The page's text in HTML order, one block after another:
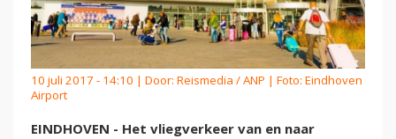
10 juli 2017 - 14:10 | Door: Reismedia / ANP | Foto: Eindhoven
Airport
EINDHOVEN - Het vliegverkeer van en naar